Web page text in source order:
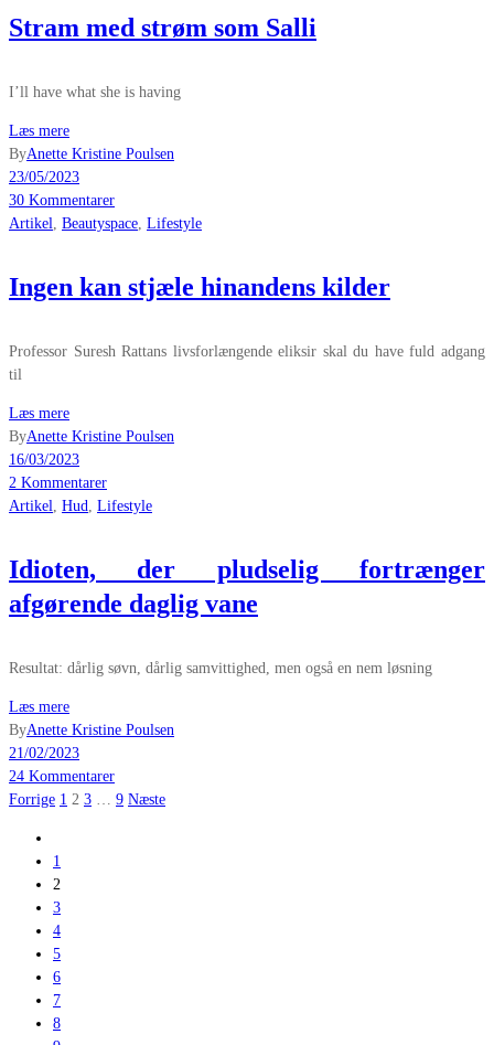
Stram med strøm som Salli
I’ll have what she is having
Læs mere
ByAnette Kristine Poulsen
23/05/2023
30 Kommentarer
Artikel
Beautyspace Lifestyle
Ingen kan stjæle hinandens kilder
Professor Suresh Rattans livsforlængende eliksir skal du have fuld adgang
til
Læs mere
ByAnette Kristine Poulsen
16/03/2023
2 Kommentarer
Artikel
Hud Lifestyle
Idioten, der pludselig fortrænger
afgørende daglig vane
Resultat: dårlig søvn, dårlig samvittighed, men også en nem løsning
Læs mere
ByAnette Kristine Poulsen
21/02/2023
24 Kommentarer
Indlægsinddeling
Forrige 1 2 3 9 Næste
1
2
3
4
5
6
7
8